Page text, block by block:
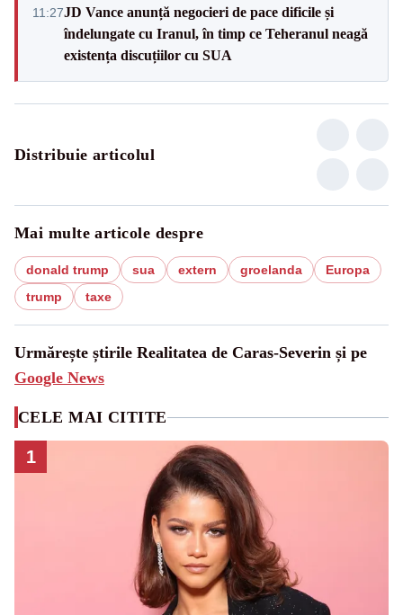
11:27JD Vance anunță negocieri de pace dificile și
îndelungate cu Iranul, în timp ce Teheranul neagă
existența discuțiilor cu SUA
Distribuie articolul
Mai multe articole despre
donald trump sua extern groelanda
Europa
trump
taxe
Urmărește știrile Realitatea de Caras-Severin și pe
Google News
CELE MAI CITITE
1